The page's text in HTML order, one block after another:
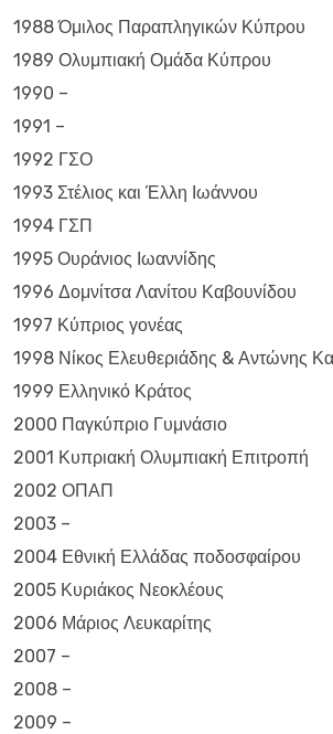
1988 Όμιλος Παραπληγικών Κύπρου
1989 Ολυμπιακή Ομάδα Κύπρου
1990 –
1991 –
1992 ΓΣΟ
1993 Στέλιος και Έλλη Ιωάννου
1994 ΓΣΠ
1995 Ουράνιος Ιωαννίδης
1996 Δομνίτσα Λανίτου Καβουνίδου
1997 Κύπριος γονέας
1998 Νίκος Ελευθεριάδης & Αντώνης
1999 Ελληνικό Κράτος
2000 Παγκύπριο Γυμνάσιο
2001 Κυπριακή Ολυμπιακή Επιτροπή
2002 ΟΠΑΠ
2003 –
2004 Εθνική Ελλάδας ποδοσφαίρου
2005 Κυριάκος Νεοκλέους
2006 Μάριος Λευκαρίτης
2007 –
2008 –
2009 –